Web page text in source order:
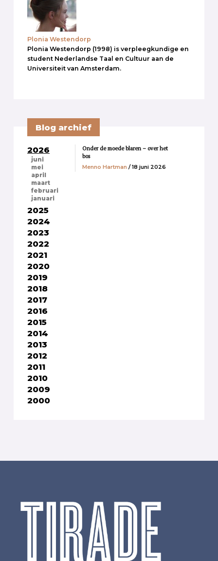
Plonia Westendorp
Plonia Westendorp (1998) is verpleegkundige en
student Nederlandse Taal en Cultuur aan de
Universiteit van Amsterdam.
Blog archief
2026
juni
mei
april
maart
februari
januari
2025
2024
2023
2022
2021
2020
2019
2018
2017
2016
2015
2014
2013
2012
2011
2010
2009
2000
Onder de moede blaren – over het
bos
Menno Hartman / 18 juni 2026